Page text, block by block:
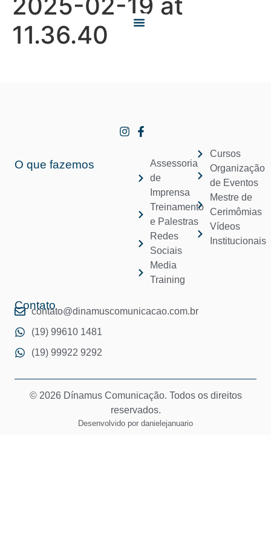
11.36.40
O que fazemos
Assessoria
de
Imprensa
Treinamento
e Palestras
Redes
Sociais
Media
Training
Cursos
Organização
de Eventos
Mestre de
Cerimômias
Vídeos
Institucionais
Contato
contato@dinamuscomunicacao.com.br
(19) 99610 1481
(19) 99922 9292
© 2026 Dínamus Comunicação. Todos os direitos
reservados.
Desenvolvido por danielejanuario